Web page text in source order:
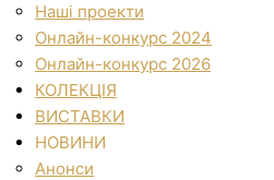
Наші проекти
Онлайн-конкурс 2024
Онлайн-конкурс 2026
КОЛЕКЦІЯ
ВИСТАВКИ
НОВИНИ
Анонси